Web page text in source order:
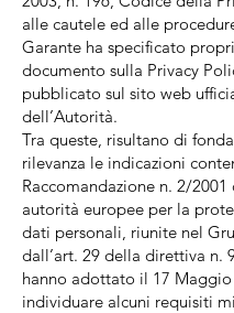
alle cautele ed alle
Garante ha specificato
documento sulla Privacy
pubblicato sul sito web
dell’Autorità.
Tra queste, risultano di
rilevanza le indicazioni
Raccomandazione n. 2/2001
autorità europee per la
dati personali, riunite nel
dall’art. 29 della direttiva n.
hanno adottato il 17
individuare alcuni requisiti